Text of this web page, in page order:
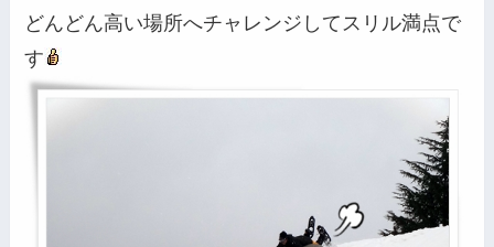
どんどん高い場所へチャレンジしてスリル満点で
す